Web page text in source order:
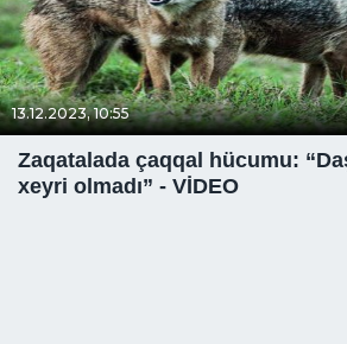
13.12.2023, 10:55
Zaqatalada çaqqal hücumu:
xeyri olmadı” - VİDEO